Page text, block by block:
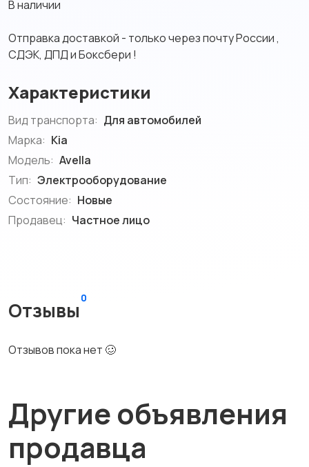
В наличии
Отправка доставкой - только через почту России ,
СДЭК, ДПД и Боксбери !
Характеристики
Вид транспорта: Для автомобилей
Марка: Kia
Модель: Avella
Тип: Электрооборудование
Состояние: Новые
Продавец: Частное лицо
Отзывы
0
Отзывов пока нет 🥴
Другие объявления
продавца